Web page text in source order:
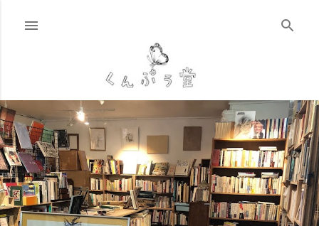
スキップしてメイン コンテンツに移動